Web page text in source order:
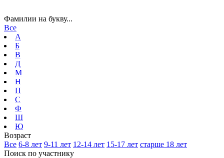
Фамилии на букву...
Все
А
Б
В
Д
М
Н
П
С
Ф
Ш
Ю
Возраст
Все 6-8 лет 9-11 лет 12-14 лет 15-17 лет старше 18 лет
Поиск по участнику